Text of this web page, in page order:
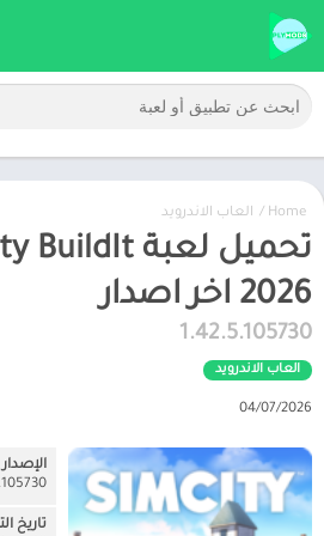
Home
/ العاب الاندرويد
2026 اخر اصدار
1.42.5.105730
العاب الاندرويد
04/07/2026
الإصدار
تاريخ